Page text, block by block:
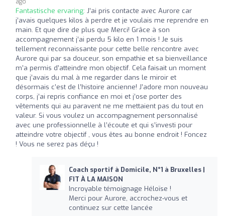
Fantastische ervaring: J’ai pris contacte avec Aurore car
j’avais quelques kilos à perdre et je voulais me reprendre en
main. Et que dire de plus que Merci! Grâce à son
accompagnement j’ai perdu 5 kilo en 1 mois ! Je suis
tellement reconnaissante pour cette belle rencontre avec
Aurore qui par sa douceur, son empathie et sa bienveillance
m’a permis d’atteindre mon objectif. Cela faisait un moment
que j’avais du mal à me regarder dans le miroir et
désormais c’est de l’histoire ancienne! J’adore mon nouveau
corps, j’ai repris confiance en moi et j’ose porter des
vêtements qui au paravent ne me mettaient pas du tout en
valeur. Si vous voulez un accompagnement personnalisé
avec une professionnelle à l’écoute et qui s’investi pour
atteindre votre objectif , vous êtes au bonne endroit ! Foncez
! Vous ne serez pas déçu !
Coach sportif à Domicile, N°1 à Bruxelles |
FIT À LA MAISON
Incroyable témoignage Héloïse !
Merci pour Aurore, accrochez-vous et
continuez sur cette lancée